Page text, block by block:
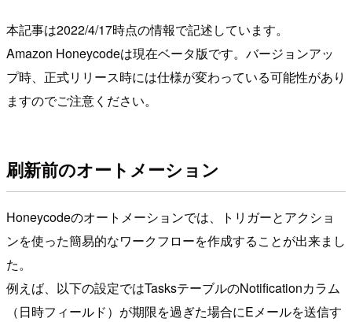
本記事は2022/4/17時点の情報で記述しています。
Amazon Honeycodeは現在ベータ版です。バージョンアッ
プ時、正式リリース時には仕様が変わっている可能性があり
ますのでご注意ください。
刷新前のオートメーション
Honeycodeのオートメーションでは、トリガーとアクショ
ンを使った簡易的なワークフローを作成することが出来まし
た。
例えば、以下の設定ではTasksテーブルのNotificationカラム
（日時フィールド）が期限を過ぎた場合にEメールを送信す